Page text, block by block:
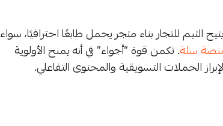
للتجار بناء متجر يحمل طابعًا احترافيًا، سواء
سلة. تكمن قوة “أجواء” في أنه يمنح الأولوية
الحملات التسويقية والمحتوى التفاعلي.